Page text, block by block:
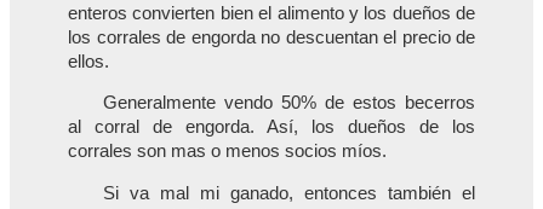
enteros convierten bien el alimento y los dueños de
los corrales de engorda no descuentan el precio de
ellos.
Generalmente vendo 50% de estos becerros
al corral de engorda. Así, los dueños de los
corrales son mas o menos socios míos.
Si va mal mi ganado, entonces también el